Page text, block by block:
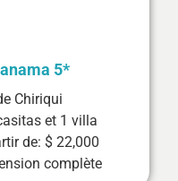
5*
Chiriqui
et 1 villa
de: $ 22,000
complète